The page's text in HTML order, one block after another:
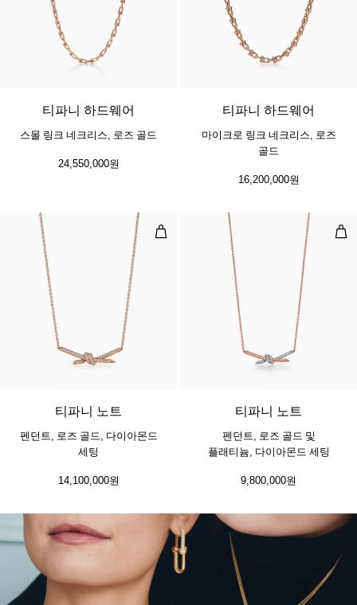
2 소재
티파니 하드웨어
스몰 링크 네크리스, 로즈 골드
24,550,000원
티파니 하드웨어
마이크로 링크 네크리스, 로즈
골드
16,200,000원
펜던트, 로즈 골드, 다이아몬드 세팅
3 소재
티파니 노트
펜던트, 로즈 골드, 다이아몬드
세팅
14,100,000원
펜
티파니 노트
펜던트, 로즈 골드 및
플래티늄, 다이아몬드 세팅
9,800,000원